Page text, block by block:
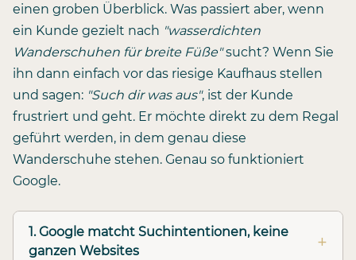
einen groben Überblick. Was passiert aber, wenn
ein Kunde gezielt nach "wasserdichten
Wanderschuhen für breite Füße"sucht? Wenn Sie
ihn dann einfach vor das riesige Kaufhaus stellen
und sagen: "Such dir was aus", ist der Kunde
frustriert und geht. Er möchte direkt zu dem Regal
geführt werden, in dem genau diese
Wanderschuhe stehen. Genau so funktioniert
Google.
1. Google matcht Suchintentionen, keine
ganzen Websites